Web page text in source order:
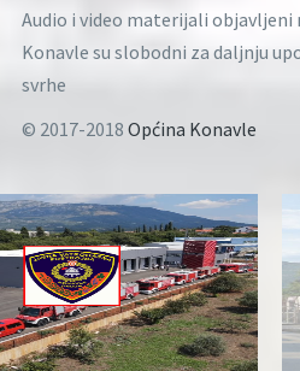
Audio i video materijali objavljeni
Konavle su slobodni za daljnju
svrhe
© 2017-2018 Općina Konavle